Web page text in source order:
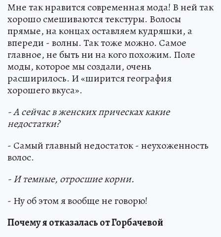
Мне так нравится современная мода! В ней так
хорошо смешиваются текстуры. Волосы
прямые, на концах оставляем кудряшки, а
впереди - волны. Так тоже можно. Самое
главное, не быть ни на кого похожим. Поле
моды, которое мы создали, очень
расширилось. И «ширится география
хорошего вкуса».
- А сейчас в женских прическах какие
недостатки?
- Самый главный недостаток - неухоженность
волос.
- И темные, отросшие корни.
- Ну об этом я вообще не говорю!
Почему я отказалась от Горбачевой